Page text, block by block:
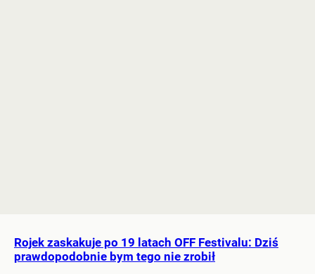
Rojek zaskakuje po 19 latach OFF Festivalu: Dziś
prawdopodobnie bym tego nie zrobił